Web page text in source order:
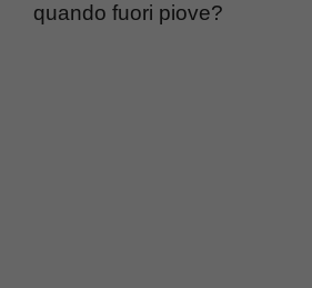
quando fuori piove?